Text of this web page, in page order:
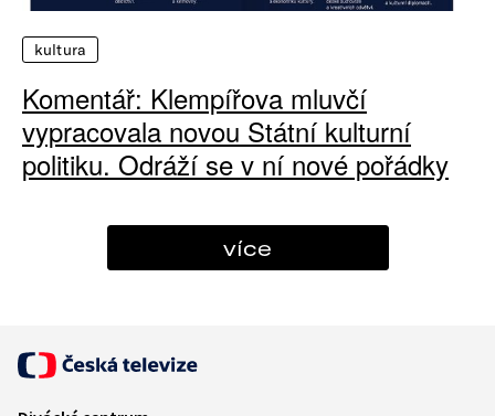
kultura
Komentář: Klempířova mluvčí
vypracovala novou Státní kulturní
politiku. Odráží se v ní nové pořádky
více